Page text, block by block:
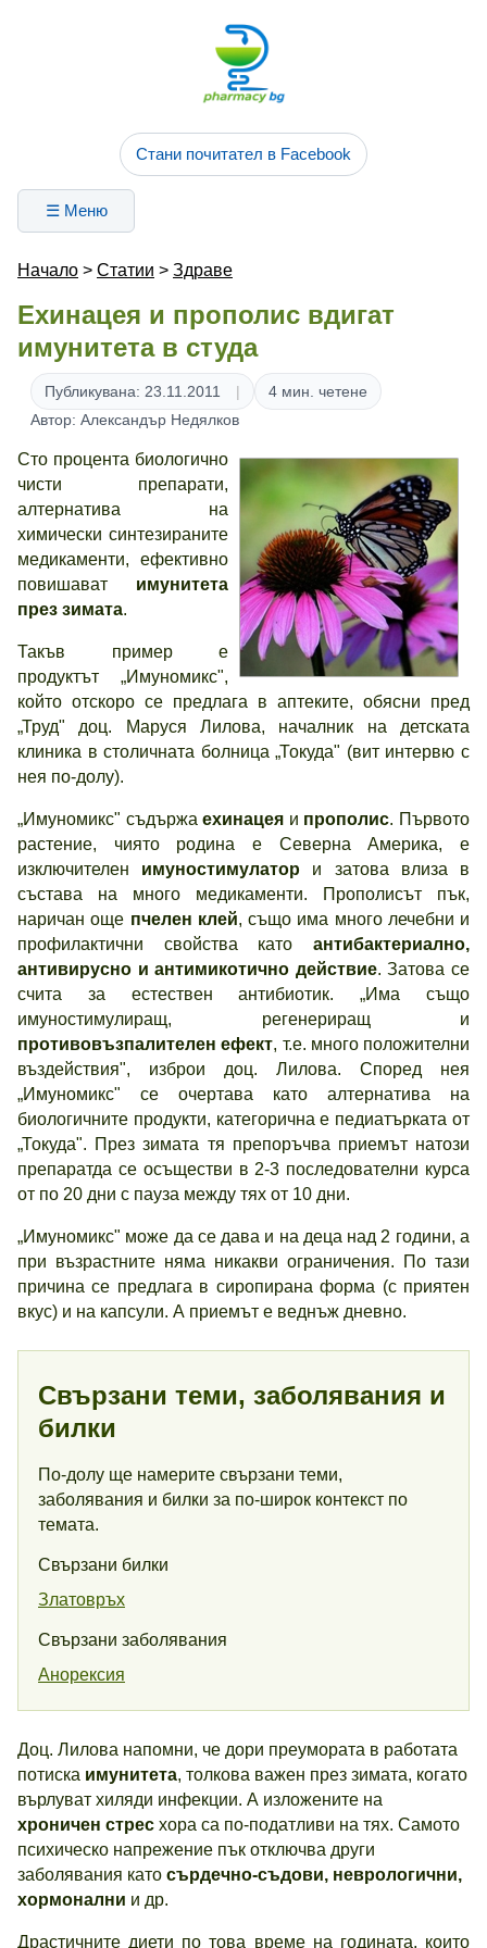
Стани почитател в Facebook
☰ Меню
Начало > Статии > Здраве
Ехинацея и прополис вдигат
имунитета в студа
Публикувана: 23.11.2011
4 мин. четене
Автор: Александър Недялков
Сто процента биологично
чисти препарати,
алтернатива на
химически синтезираните
медикаменти, ефективно
повишават имунитета
през зимата.
Такъв пример е
продуктът „Имуномикс",
който отскоро се предлага в аптеките, обясни пред
„Труд" доц. Маруся Лилова, началник на детската
клиника в столичната болница „Токуда" (вит интервю с
нея по-долу).
„Имуномикс" съдържаехинацея и прополис. Първото
растение, чиято родина е Северна Америка, е
изключителен имуностимулатор и затова влиза в
състава на много медикаменти. Прополисът пък,
наричан още пчелен клей, също има много лечебни и
профилактични свойства като антибактериално,
антивирусно и антимикотично действие. Затова се
счита за естествен антибиотик. „Има също
имуностимулиращ, регенериращ и
противовъзпалителен ефект, т.е. много положителни
въздействия", изброи доц. Лилова. Според нея
„Имуномикс" се очертава като алтернатива на
биологичните продукти, категорична е педиатърката от
„Токуда". През зимата тя препоръчва приемът натози
препаратда се осъществи в 2-3 последователни курса
от по 20 дни с пауза между тях от 10 дни.
„Имуномикс" може да се дава и на деца над 2 години, а
при възрастните няма никакви ограничения. По тази
причина се предлага в сиропирана форма (с приятен
вкус) и на капсули. А приемът е веднъж дневно.
Свързани теми, заболявания и
билки
По-долу ще намерите свързани теми,
заболявания и билки за по-широк контекст по
темата.
Свързани билки
Златовръх
Свързани заболявания
Анорексия
Доц. Лилова напомни, че дори преумората в работата
потиска имунитета, толкова важен през зимата, когато
върлуват хиляди инфекции. А изложените на
хроничен стрес хора са по-податливи на тях. Самото
психическо напрежение пък отключва други
заболявания като сърдечно-съдови, неврологични,
хормонални и др.
Драстичните диети по това време на годината, които